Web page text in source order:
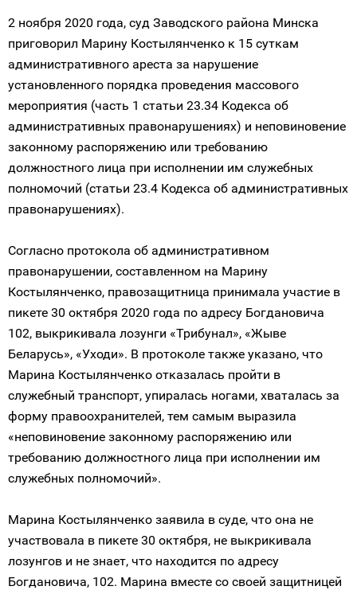
2 ноября 2020 года, суд Заводского района Минска
приговорил Марину Костылянченко к 15 суткам
административного ареста за нарушение
установленного порядка проведения массового
мероприятия (часть 1 статьи 23.34 Кодекса об
административных правонарушениях) и неповиновение
законному распоряжению или требованию
должностного лица при исполнении им служебных
полномочий (статьи 23.4 Кодекса об административных
правонарушениях).
Согласно протокола об административном
правонарушении, составленном на Марину
Костылянченко, правозащитница принимала участие в
пикете 30 октября 2020 года по адресу Богдановича
102, выкрикивала лозунги «Трибунал», «Жыве
Беларусь», «Уходи». В протоколе также указано, что
Марина Костылянченко отказалась пройти в
служебный транспорт, упиралась ногами, хваталась за
форму правоохранителей, тем самым выразила
«неповиновение законному распоряжению или
требованию должностного лица при исполнении им
служебных полномочий».
Марина Костылянченко заявила в суде, что она не
участвовала в пикете 30 октября, не выкрикивала
лозунгов и не знает, что находится по адресу
Богдановича, 102. Марина вместе со своей защитницей